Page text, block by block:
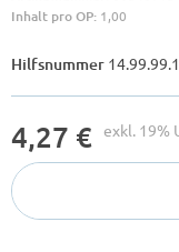
Inhalt pro OP: 1,00
Hilfsnummer
4,27 € exkl. 19%